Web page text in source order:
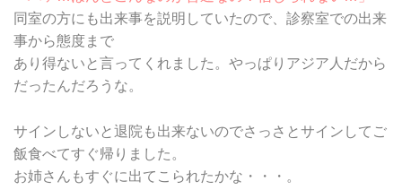
同室の方にも出来事を説明していたので、診察室での出来
事から態度まで
あり得ないと言ってくれました。やっぱりアジア人だから
だったんだろうな。
サインしないと退院も出来ないのでさっさとサインしてご
飯食べてすぐ帰りました。
お姉さんもすぐに出てこられたかな・・・。